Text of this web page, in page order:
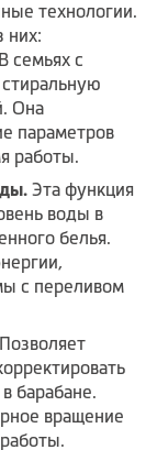
технологии.
них:
В семьях с
Она
параметров
работы.
Эта функция
воды в
белья.
с переливом
Позволяет
барабане.
вращение